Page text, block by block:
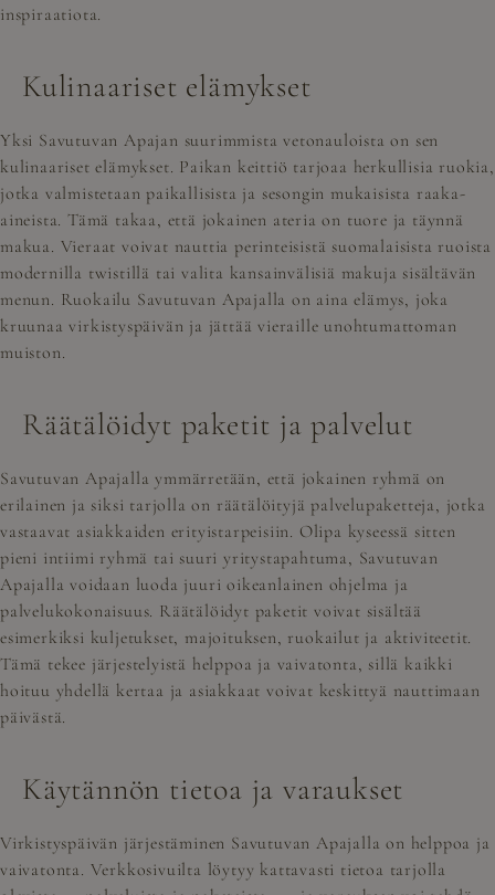
inspiraatiota.
Kulinaariset elämykset
Yksi Savutuvan Apajan suurimmista vetonauloista on sen
kulinaariset elämykset. Paikan keittiö tarjoaa herkullisia ruokia,
jotka valmistetaan paikallisista ja sesongin mukaisista raaka-
aineista. Tämä takaa, että jokainen ateria on tuore ja täynnä
makua. Vieraat voivat nauttia perinteisistä suomalaisista ruoista
modernilla twistillä tai valita kansainvälisiä makuja sisältävän
menun. Ruokailu Savutuvan Apajalla on aina elämys, joka
kruunaa virkistyspäivän ja jättää vieraille unohtumattoman
muiston.
Räätälöidyt paketit ja palvelut
Savutuvan Apajalla ymmärretään, että jokainen ryhmä on
erilainen ja siksi tarjolla on räätälöityjä palvelupaketteja, jotka
vastaavat asiakkaiden erityistarpeisiin. Olipa kyseessä sitten
pieni intiimi ryhmä tai suuri yritystapahtuma, Savutuvan
Apajalla voidaan luoda juuri oikeanlainen ohjelma ja
palvelukokonaisuus. Räätälöidyt paketit voivat sisältää
esimerkiksi kuljetukset, majoituksen, ruokailut ja aktiviteetit.
Tämä tekee järjestelyistä helppoa ja vaivatonta, sillä kaikki
hoituu yhdellä kertaa ja asiakkaat voivat keskittyä nauttimaan
päivästä.
Käytännön tietoa ja varaukset
Virkistyspäivän järjestäminen Savutuvan Apajalla on helppoa ja
vaivatonta. Verkkosivuilta löytyy kattavasti tietoa tarjolla